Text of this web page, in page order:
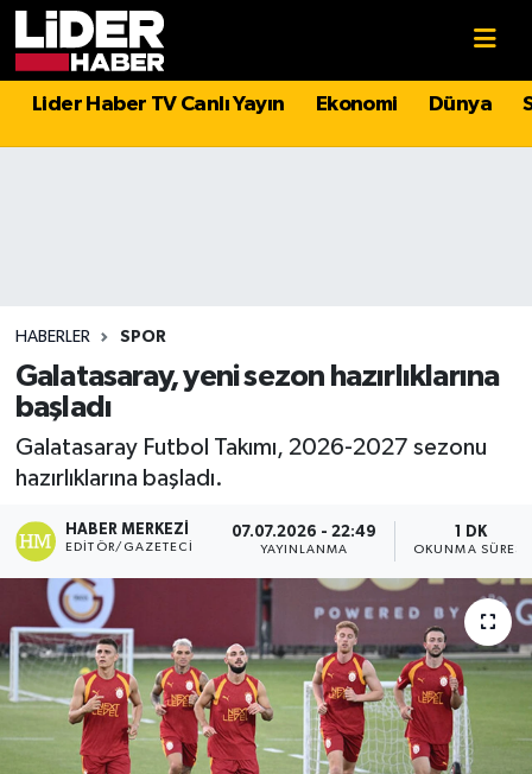
Lider Haber TV Canlı Yayın Ekonomi Dünya
HABERLER SPOR
Galatasaray, yeni sezon hazırlıklarına
başladı
Galatasaray Futbol Takımı, 2026-2027 sezonu
hazırlıklarına başladı.
HABER MERKEZI
EDITÖR/GAZETECI
07.07.2026 - 22:49
YAYINLANMA
1 DK
OKUNMA SÜRESI
Politika
Magazin
Spor
Sağlık
Turizm
Kültür - Sanat
Lider Haber TV Canlı Yayın izle
Hava Durumu
Süper Lig Puan Durumu ve Fikstür
Tüm Manşetler
Son Dakika Haberleri